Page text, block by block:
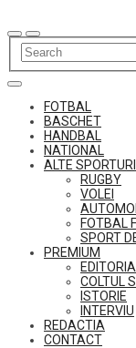
to
content
FOTBAL
BASCHET
HANDBAL
NATIONAL
ALTE SPORTURI
RUGBY
VOLEI
FOTBAL
SPORT
PREMIUM
COLTUL
ISTORIE
INTERVIU
REDACTIA
CONTACT